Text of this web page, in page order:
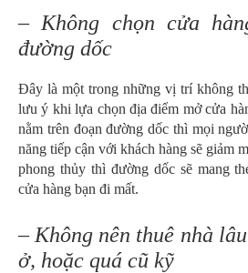
– Không chọn cửa
đường dốc
Đây là một trong những vị trí không
lưu ý khi lựa chọn địa điểm mở cửa
nằm trên đoạn đường dốc thì mọi
năng tiếp cận với khách hàng sẽ giảm
phong thủy thì đường dốc sẽ mang
cửa hàng bạn đi mất.
– Không nên thuê nhà
ở, hoặc quá cũ kỹ